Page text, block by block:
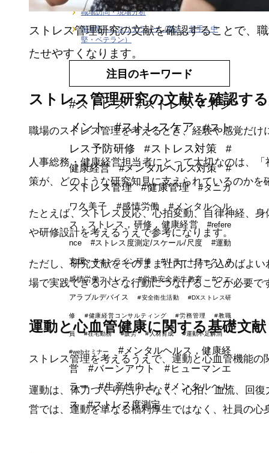
ストレス管理研究の文献を確認することで、
たせやすくなります。
ストレス管理研究の文献を確認す
職場のストレス管理を考えるとき、経験や感覚だ
人事総務・健康経営担当者にとって大切なのは、
策が、どのような研究知見に支えられているのかを
たとえば、ストレス反応、心拍変動、自律神経、
や研修設計を考えるうえで参考になります。
ただし、研究文献をそのまま社内に持ち込めばよ
場で実践できる小さな行動につなげることが必要で
運動と心血管健康に関する基礎文献
ストレス管理を考えるうえで、運動と心血管機能
運動は、体力づくりだけでなく、心拍、血流、回
営では、運動を単なる福利厚生ではなく、社員の
職場訪問・現場分析
階層別ヘルスリテラシー（新人・若手・中
堅・ベテラン）
注目のキーワード
#ストレス
#ストレスマネジ
メント
#ストレスケア
#スト
レス予防研修
#ストレス対策
#
健康経営
#メンタルヘルス対策
#
ストレス管理
#健康管理
#タニカ
ワ久美子
#感情労働
#メンタルヘル
ス，ストレス，研修，健康経営
#refere
nce
#ストレス度測定/スケール/尺度
#運動
支援
#オンライン研修 #リモートワーク #
感情労働ストレス #労働安全衛生教育 #ウエ
アラブルデバイス #安全衛生活動 #DXストレス研
修 #健康経営コンサルティング #労務管理 #教職
員 #在宅勤務 #疲労 #人材育成 #運動不足解消
#webセミナー
#メンタルヘルス，健康経
営
#バーンアウト
#ヒューマンエ
ラー
#生産性向上
#メンタルヘル
ス
#ストレス度測定